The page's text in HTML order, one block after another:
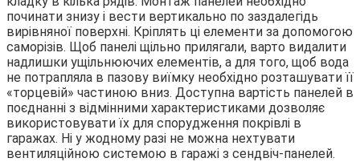
починати знизу і вести вертикально по заздалегідь
вирівняної поверхні. Кріплять ці елементи за допомогою
саморізів. Щоб панелі щільно прилягали, варто видалити
надлишки ущільнюючих елементів, а для того, щоб вода
не потрапляла в пазову виїмку необхідно розташувати її
«торцевій» частиною вниз. Доступна вартість панелей в
поєднанні з відмінними характеристиками дозволяє
використовувати їх для спорудження покрівлі в
гаражах. Ні у жодному разі не можна нехтувати
вентиляційною системою в гаражі з сендвіч-панелей.